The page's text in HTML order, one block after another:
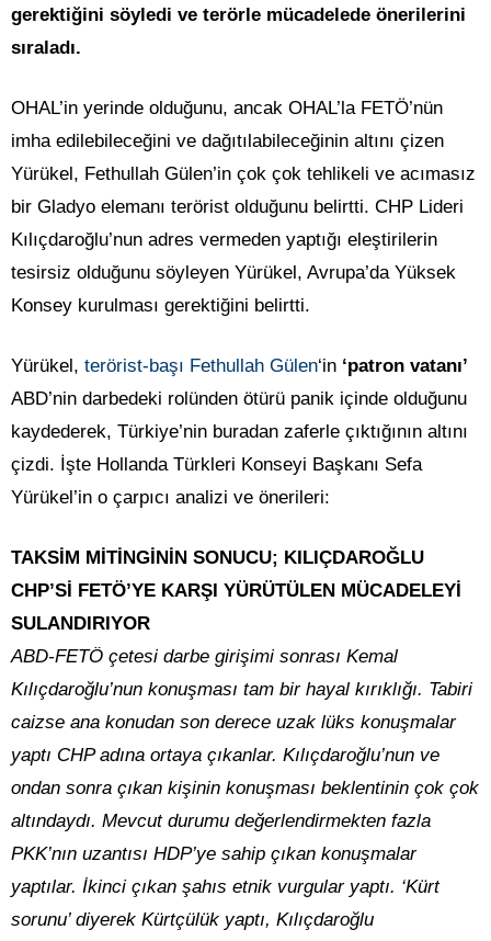
gerektiğini söyledi ve terörle mücadelede önerilerini
sıraladı.
OHAL’in yerinde olduğunu, ancak OHAL’la FETÖ’nün
imha edilebileceğini ve dağıtılabileceğinin altını çizen
Yürükel, Fethullah Gülen’in çok çok tehlikeli ve acımasız
bir Gladyo elemanı terörist olduğunu belirtti. CHP Lideri
Kılıçdaroğlu’nun adres vermeden yaptığı eleştirilerin
tesirsiz olduğunu söyleyen Yürükel, Avrupa’da Yüksek
Konsey kurulması gerektiğini belirtti.
Yürükel, terörist-başı Fethullah Gülen‘in ‘patron vatanı’
ABD’nin darbedeki rolünden ötürü panik içinde olduğunu
kaydederek, Türkiye’nin buradan zaferle çıktığının altını
çizdi. İşte Hollanda Türkleri Konseyi Başkanı Sefa
Yürükel’in o çarpıcı analizi ve önerileri:
TAKSİM MİTİNGİNİN SONUCU; KILIÇDAROĞLU
CHP’Sİ FETÖ’YE KARŞI YÜRÜTÜLEN MÜCADELEYİ
SULANDIRIYOR
ABD-FETÖ çetesi darbe girişimi sonrası Kemal
Kılıçdaroğlu’nun konuşması tam bir hayal kırıklığı. Tabiri
caizse ana konudan son derece uzak lüks konuşmalar
yaptı CHP adına ortaya çıkanlar. Kılıçdaroğlu’nun ve
ondan sonra çıkan kişinin konuşması beklentinin çok çok
altındaydı. Mevcut durumu değerlendirmekten fazla
PKK’nın uzantısı HDP’ye sahip çıkan konuşmalar
yaptılar. İkinci çıkan şahıs etnik vurgular yaptı. ‘Kürt
sorunu’ diyerek Kürtçülük yaptı, Kılıçdaroğlu